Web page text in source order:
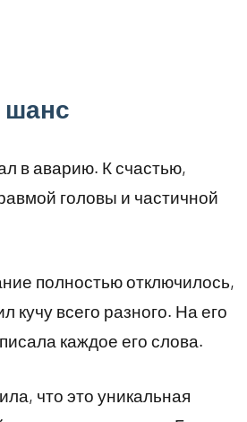
шанс
в аварию. К счастью,
головы и частичной
полностью отключилось,
кучу всего разного. На его
каждое его слова.
что это уникальная